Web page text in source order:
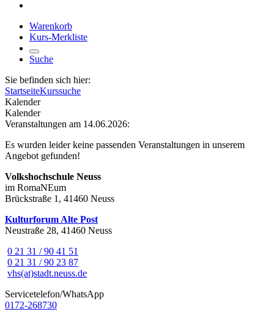
Warenkorb
Kurs-Merkliste
Suche
Sie befinden sich hier:
StartseiteKurssuche
Kalender
Kalender
Veranstaltungen am 14.06.2026:
Es wurden leider keine passenden Veranstaltungen in unserem
Angebot gefunden!
Volkshochschule Neuss
im RomaNEum
Brückstraße 1, 41460 Neuss
Kulturforum Alte Post
Neustraße 28, 41460 Neuss
0 21 31 / 90 41 51
0 21 31 / 90 23 87
vhs(at)stadt.neuss.de
Servicetelefon/WhatsApp
0172-268730